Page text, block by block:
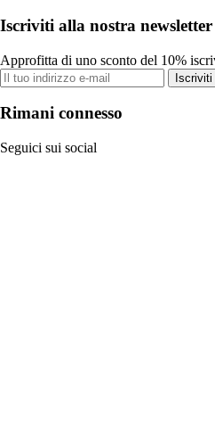
Iscriviti alla nostra newsletter
Approfitta di uno sconto del 10%
Iscriviti
Rimani connesso
Seguici sui social